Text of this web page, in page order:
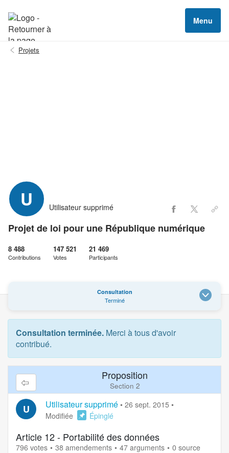
Menu
Projets
U Utilisateur supprimé
Projet de loi pour une République numérique
8 488
Contributions
147 521
Votes
21 469
Participants
Consultation
Terminé
Consultation terminée. Merci à tous d'avoir
contribué.
Proposition
Section 2
U Utilisateur supprimé • 26 sept. 2015 •
Modifiée
Épinglé
Article 12 - Portabilité des données
796 votes 38 amendements 47 arguments 0 source